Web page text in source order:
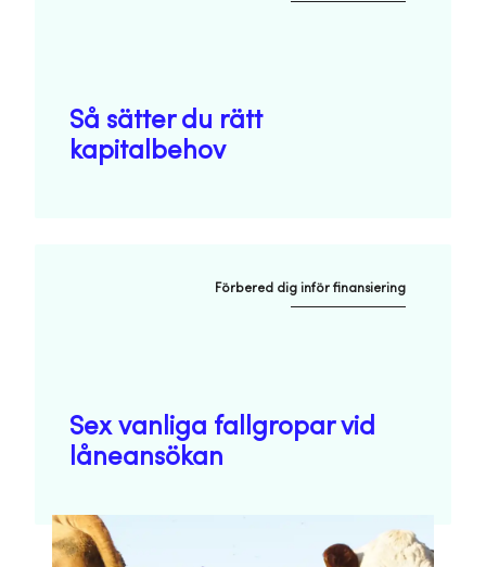
Så sätter du rätt
kapitalbehov
Förbered dig inför finansiering
Sex vanliga fallgropar vid
låneansökan